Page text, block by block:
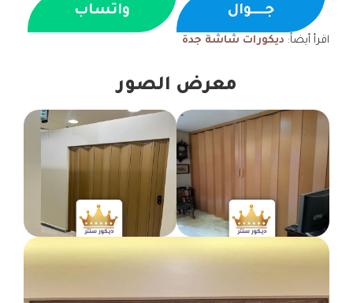
جــــوال واتساب
اقرأ أيضاً: ديكورات شاشة جدة
معرض الصور